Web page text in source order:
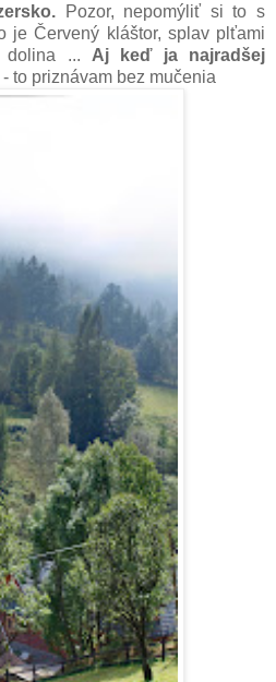
Pozor, nepomýliť si to s
je Červený kláštor, splav plťami
dolina ... Aj keď ja najradšej
- to priznávam bez mučenia